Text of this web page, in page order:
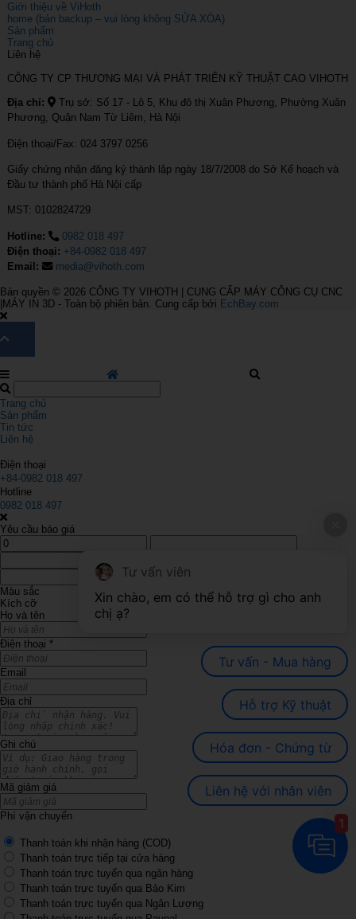
Giới thiệu về ViHoth
home (bản backup – vui lòng không SỬA XÓA)
Sản phẩm
Trang chủ
Liên hệ
CÔNG TY CP THƯƠNG MẠI VÀ PHÁT TRIỂN KỸ THUẬT CAO VIHOTH
Địa chỉ:
Trụ sở: Số 17 - Lô 5, Khu đô thị Xuân Phương, Phường Xuân
Phương, Quận Nam Từ Liêm, Hà Nội
Điện thoại/Fax: 024 3797 0256
Giấy chứng nhận đăng ký thành lập ngày 18/7/2008 do Sở Kế hoạch và
Đầu tư thành phố Hà Nội cấp
MST: 0102824729
Hotline:
0982 018 497
Điện thoại: +84-0982 018 497
Email:
media@vihoth.com
Bản quyền © 2026 CÔNG TY VIHOTH | CUNG CẤP MÁY CÔNG CỤ CNC
|MÁY IN 3D - Toàn bộ phiên bản. Cung cấp bởi EchBay.com
Trang chủ
Sản phẩm
Tin tức
Liên hệ
Điện thoại
+84-0982 018 497
Hotline
0982 018 497
Yêu cầu báo giá
Màu sắc
Kích cỡ
Họ và tên
Điện thoại *
Email
Địa chỉ
Ghi chú
Mã giảm giá
Phí vận chuyển
Thanh toán khi nhận hàng (COD)
Thanh toán trực tiếp tại cửa hàng
Thanh toán trực tuyến qua ngân hàng
Thanh toán trực tuyến qua Bảo Kim
Thanh toán trực tuyến qua Ngân Lượng
Tư vấn viên
Xin chào, em có thể hỗ trợ gì cho anh
chị ạ?
Tư vấn - Mua hàng
Hỗ trợ Kỹ thuật
Hóa đơn - Chứng từ
Liên hệ với nhân viên
1